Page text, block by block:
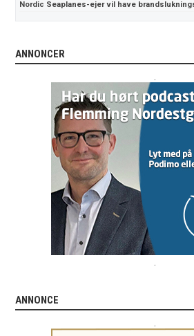
Nordic Seaplanes-ejer vil have
ANNONCER
ANNONCE